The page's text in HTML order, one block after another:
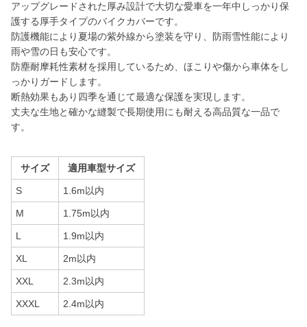
アップグレードされた厚み設計で大切な愛車を一年中しっかり保
護する厚手タイプのバイクカバーです。
防護機能により夏場の紫外線から塗装を守り、防雨雪性能により
雨や雪の日も安心です。
防塵耐摩耗性素材を採用しているため、ほこりや傷から車体をし
っかりガードします。
断熱効果もあり四季を通じて最適な保護を実現します。
丈夫な生地と確かな縫製で長期使用にも耐える高品質な一品で
す。
サイズ 適用車型サイズ
S 1.6m以内
M 1.75m以内
L 1.9m以内
XL 2m以内
XXL 2.3m以内
XXXL 2.4m以内